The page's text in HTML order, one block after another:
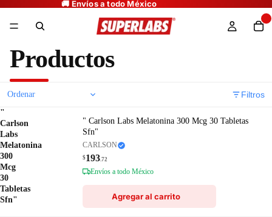
Productos
Filtros
"
Carlson
Labs
Melatonina
300
Mcg
30
Tabletas
Sfn"
" Carlson Labs Melatonina 300 Mcg 30 Tabletas
Sfn"
CARLSON
$193.72
Envíos a todo México
Agregar al carrito